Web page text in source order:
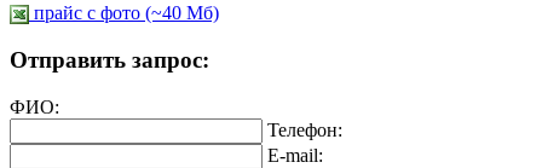
прайс c фото (~40 Мб)
Отправить запрос:
ФИО:
Телефон:
E-mail: